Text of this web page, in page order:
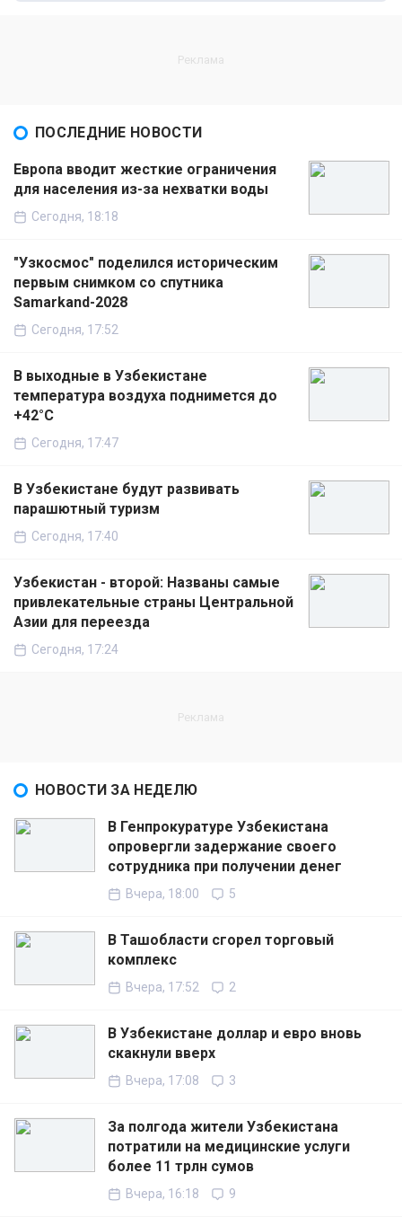
ПОСЛЕДНИЕ НОВОСТИ
Европа вводит жесткие ограничения
для населения из-за нехватки воды
Сегодня, 18:18
"Узкосмос" поделился историческим
первым снимком со спутника
Samarkand-2028
Сегодня, 17:52
В выходные в Узбекистане
температура воздуха поднимется до
+42°C
Сегодня, 17:47
В Узбекистане будут развивать
парашютный туризм
Сегодня, 17:40
Узбекистан - второй: Названы самые
привлекательные страны Центральной
Азии для переезда
Сегодня, 17:24
НОВОСТИ ЗА НЕДЕЛЮ
В Генпрокуратуре Узбекистана
опровергли задержание своего
сотрудника при получении денег
Вчера, 18:00 5
В Ташобласти сгорел торговый
комплекс
Вчера, 17:52 2
В Узбекистане доллар и евро вновь
скакнули вверх
Вчера, 17:08 3
За полгода жители Узбекистана
потратили на медицинские услуги
более 11 трлн сумов
Вчера, 16:18 9